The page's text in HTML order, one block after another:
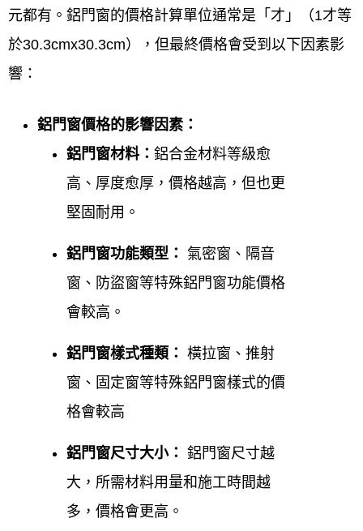
新竹竹東鋁門窗線上估價服務介
鋁門窗工程宅急便提供新竹竹東
寸、照片、樣式等需求，以便廠商初步評估
價格區間或初步報價 。若報價符合需求，將安排
到府精確丈量
，是門窗更換的第一步。此服務提供快速了解預
不便到場時也能取得資訊的便利管道。
線上估價服務流程
鋁門窗工程宅急便提供新竹竹東鋁門窗線上估價服務
如下：
元都有。鋁門窗的價格計算單位通常是「才」（1才等
於30.3cmx30.3cm），但最終價格會受到以下因素影
響：
鋁門窗價格的影響因素：
鋁門窗材料： 鋁合金材料等級愈
高、厚度愈厚，價格越高，但也更
堅固耐用。
鋁門窗功能類型：
氣密窗、隔音
窗、防盜窗等特殊鋁門窗功能價格
會較高。
鋁門窗樣式種類： 橫拉窗、推射
窗、固定窗等特殊鋁門窗樣式的價
格會較高
鋁門窗尺寸大小： 鋁門窗尺寸越
大，所需材料用量和施工時間越
多，價格會更高。